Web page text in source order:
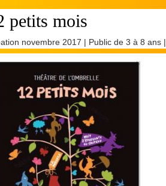
petits mois
novembre 2017 | Public de 3 à 8 ans |